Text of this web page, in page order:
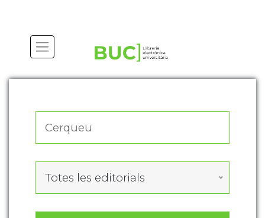
Totes les editorials